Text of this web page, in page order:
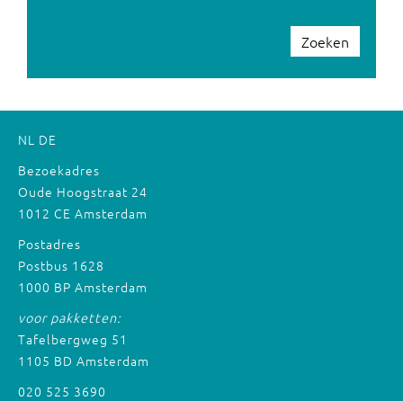
Zoeken
NL DE
Bezoekadres
Oude Hoogstraat 24
1012 CE Amsterdam
Postadres
Postbus 1628
1000 BP Amsterdam
voor pakketten:
Tafelbergweg 51
1105 BD Amsterdam
020 525 3690